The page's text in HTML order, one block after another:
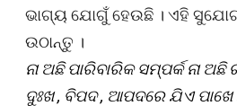
ଭାଗ୍ୟ ଯୋଗୁଁ ହେଉଛି । ଏହି
ଉଠାନ୍ତୁ ।
ନା ଅଛି ପାରିବାରିକ ସମ୍ପର୍କ ନା
ଦୁଃଖ , ବିପଦ , ଆପଦରେ ଯିଏ ପାଖେ